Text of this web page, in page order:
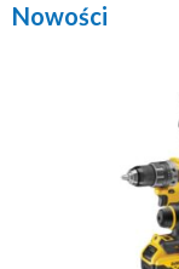
Nowości